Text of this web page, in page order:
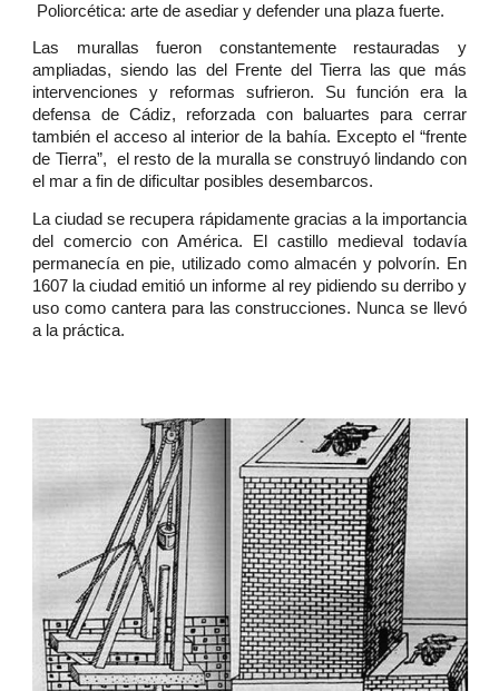
Poliorcética: arte de asediar y defender una plaza fuerte.
Las murallas fueron constantemente restauradas y
ampliadas, siendo las del Frente del Tierra las que más
intervenciones y reformas sufrieron. Su función era la
defensa de Cádiz, reforzada con baluartes para cerrar
también el acceso al interior de la bahía. Excepto el “frente
de Tierra”, el resto de la muralla se construyó lindando con
el mar a fin de dificultar posibles desembarcos.
La ciudad se recupera rápidamente gracias a la importancia
del comercio con América. El castillo medieval todavía
permanecía en pie, utilizado como almacén y polvorín. En
1607 la ciudad emitió un informe al rey pidiendo su derribo y
uso como cantera para las construcciones. Nunca se llevó
a la práctica.